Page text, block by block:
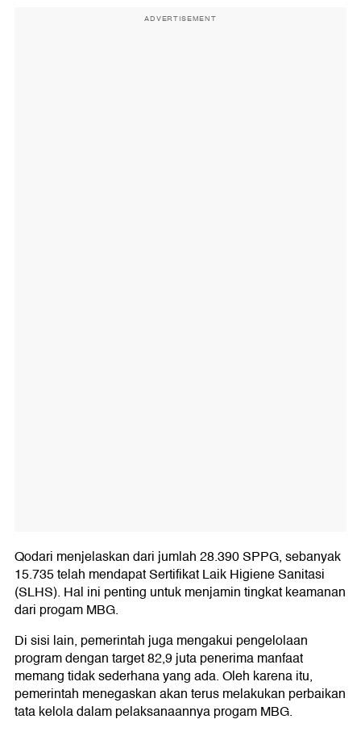
ADVERTISEMENT
Qodari menjelaskan dari jumlah 28.390 SPPG, sebanyak
15.735 telah mendapat Sertifikat Laik Higiene Sanitasi
(SLHS). Hal ini penting untuk menjamin tingkat keamanan
dari progam MBG.
Di sisi lain, pemerintah juga mengakui pengelolaan
program dengan target 82,9 juta penerima manfaat
memang tidak sederhana yang ada. Oleh karena itu,
pemerintah menegaskan akan terus melakukan perbaikan
tata kelola dalam pelaksanaannya progam MBG.